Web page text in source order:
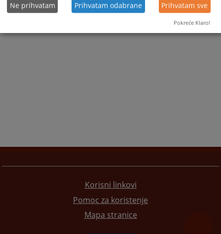
Korisni linkovi
Pomoc za koristenje
Mapa stranice
Ne prihvatam Prihvatam odabrane Prihvatam sve
Pokreće Klaro!